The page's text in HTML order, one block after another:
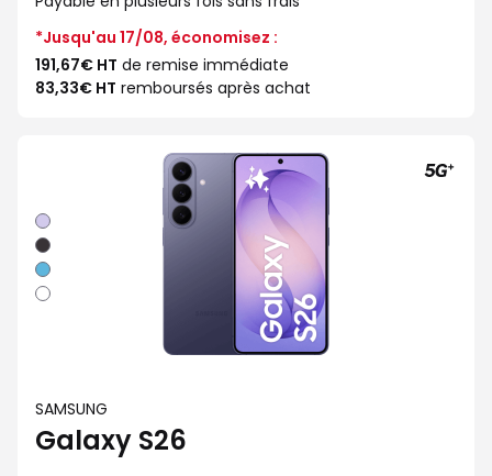
de
*Jusqu'au 17/08, économisez :
191,67€ HT de remise immédiate
83,33€ HT remboursés après achat
Violet
Noir
Bleu
Blanc
SAMSUNG
Galaxy S26